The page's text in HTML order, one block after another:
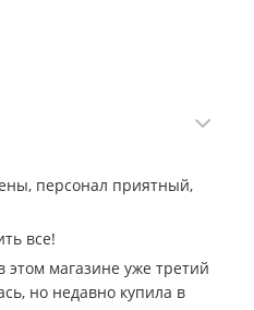
персонал приятный,
все!
этом магазине уже третий
но недавно купила в